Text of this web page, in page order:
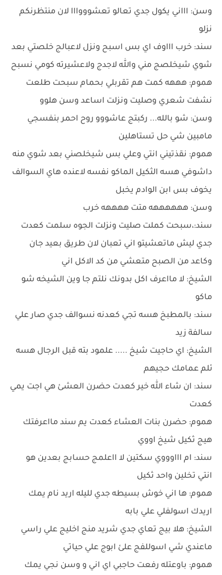
وسن: اااني يكول جدي تعالو تعشوووااا لان منتظرنكم
نزلو
سند: خرب اااوف اي بس اسبح ونزل لاعبالج خلصتي بعد
شوي شيخلصج مني والله لاجدج ولاعشيرته كومي نسبح
هموم: هههه كمت هم تقربلي بحمام سبحت طلعت
نشفت شعري وصليت ونزلت اساعد وسن هلوو
وسن: شو بالله... ركبتج عاشووو روح احمر بنفسجي
مامبين شي حل تستاهلين
هموم: نقذتيني انتي وعلي بس شيخلصني بعد شوي منه
داشوفي هسه الثكيل الماكو نفسه لاعنده هاي السوالف
يخوف بس ابن الوادم يخبل
وسن: ههههههه متت ههههه خرب
سند:،سبحت كملت صليت ونزلت الجوه سلمت كعدت
جدي ليش ماتعشيتو اني تعبان لان طريق بعيد جان
وكاعد من الصبح متعشي من كد الاكل اني
الشيخ: لا مااعرف اكل بدونك نلتم جا وين الشيخه شو
ماكو
سند: بالمطبخ هسه تجي كعدنه نسوالف جدي صار علي
سالفة زيد
الشيخ: اي حاجيت شيخ ..... علمود بته قبل الرجال هسه
ئلم عمامك حجيهم
سند: ان شاء الله خير كعدت حضرن العشئ هي اجت يمي
كعدت
هموم: حضرن بنات العشاء كعدت يم سند مااعرفتك
هيج ثكيل شيخ اووي
سند: ام اااوووي سكتين لا ااعلمج حسابج بعدين هو
انتي تخلين واحد ثكيل
هموم: ها اني خوش بسيطه جدي لليله اريد نام يمك
اريدك اسولفلي علي بابه
الشيخ: هلا بيج تعاي جدي شريد منج اخليج علي راسي
ماعندي شي اسوللفج علئ ابوج علي حياتي
هموم: باوعتله رفعت حاجبي اي اني و وسن نجي يمك